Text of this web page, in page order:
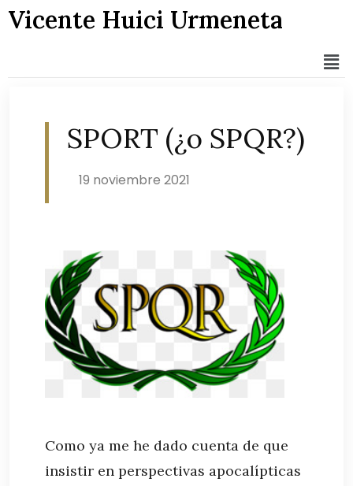
Vicente Huici Urmeneta
SPORT (¿o SPQR?)
19 noviembre 2021
Como ya me he dado cuenta de que
insistir en perspectivas apocalípticas